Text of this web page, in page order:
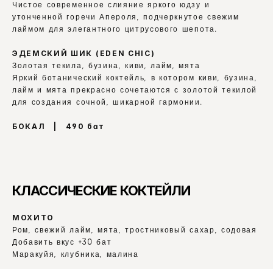
Чистое современное слияние яркого юдзу и
утонченной горечи Апероля, подчеркнутое свежим
лаймом для элегантного цитрусового шепота.
ЭДЕМСКИЙ ШИК (EDEN CHIC)
Золотая текила, бузина, киви, лайм, мята
Яркий ботанический коктейль, в котором киви, бузина,
лайм и мята прекрасно сочетаются с золотой текилой
для создания сочной, шикарной гармонии.
БОКАЛ   |   490 бат
КЛАССИЧЕСКИЕ КОКТЕЙЛИ
МОХИТО
Ром, свежий лайм, мята, тростниковый сахар, содовая
Добавить вкус +30 бат
Маракуйя, клубника, малина